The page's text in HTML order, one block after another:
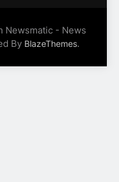
Newsmatic - News
By BlazeThemes.